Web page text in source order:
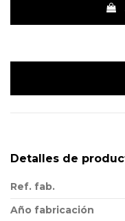
Detalles de
Ref. fab.
Año fabricación